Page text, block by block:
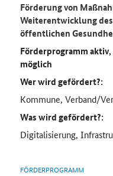
Förderung von
Weiterentwicklung
öffentlichen
Förderprogramm
möglich
Wer wird gefördert?:
Kommune, Verband/
Was wird gefördert?:
Digitalisierung,
FÖRDERPROGRAMM